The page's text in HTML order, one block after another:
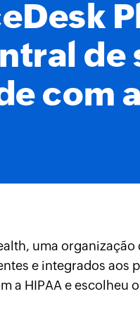
de
com
uma
e integrados
a HIPAA e escolheu